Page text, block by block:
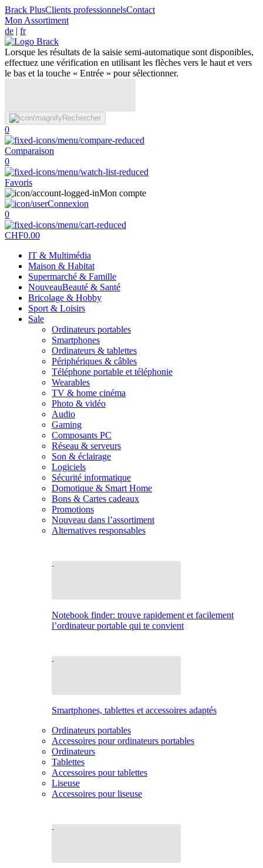
Brack PlusClients professionnelsContact
Mon Assortiment
de | fr
Lorsque les résultats de la saisie semi-automatique sont disponibles,
effectuez une vérification en utilisant les flèches vers le haut et vers
le bas et la touche « Entrée » pour sélectionner.
Rechercher
0
Comparaison
0
Favoris
Mon compte
Connexion
0
CHF0.00
IT & Multimédia
Maison & Habitat
Supermarché & Famille
NouveauBeauté & Santé
Bricolage & Hobby
Sport & Loisirs
Sale
Ordinateurs portables
Smartphones
Ordinateurs & tablettes
Périphériques & câbles
Téléphone portable et téléphonie
Wearables
TV & home cinéma
Photo & vidéo
Audio
Gaming
Composants PC
Réseau & serveurs
Son & éclairage
Logiciels
Sécurité informatique
Domotique & Smart Home
Bons & Cartes cadeaux
Promotions
Nouveau dans l’assortiment
Alternatives responsables
Notebook finder: trouve rapidement et facilement
l’ordinateur portable qui te convient
Smartphones, tablettes et accessoires adaptés
Ordinateurs portables
Accessoires pour ordinateurs portables
Ordinateurs
Tablettes
Accessoires pour tablettes
Liseuse
Accessoires pour liseuse